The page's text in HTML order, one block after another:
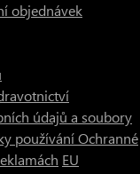
objednávek
údajů a soubory
používáníOchranné
EU